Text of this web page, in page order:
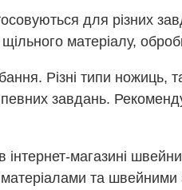
для різних
матеріалу,
Різні типи ножиць,
завдань.
магазині
та